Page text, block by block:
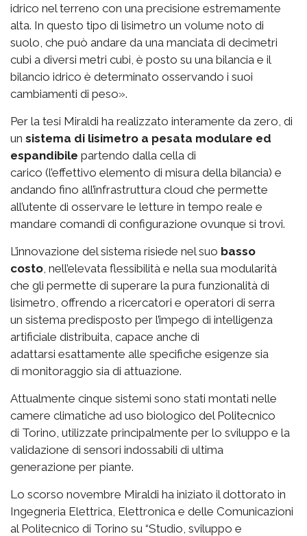
idrico nel terreno con una precisione estremamente
alta. In questo tipo di lisimetro un volume noto di
suolo, che può andare da una manciata di decimetri
cubi a diversi metri cubi, è posto su una bilancia e il
bilancio idrico è determinato osservando i suoi
cambiamenti di peso».
Per la tesi Miraldi ha realizzato interamente da zero, di
un sistema di lisimetro a pesata modulare ed
espandibile partendo dalla cella di
carico (l’effettivo elemento di misura della bilancia) e
andando fino all’infrastruttura cloud che permette
all’utente di osservare le letture in tempo reale e
mandare comandi di configurazione ovunque si trovi.
L’innovazione del sistema risiede nel suo basso
costo , nell’elevata flessibilità e nella sua modularità
che gli permette di superare la pura funzionalità di
lisimetro, offrendo a ricercatori e operatori di serra
un sistema predisposto per l’impego di intelligenza
artificiale distribuita, capace anche di
adattarsi esattamente alle specifiche esigenze sia
di monitoraggio sia di attuazione.
Attualmente cinque sistemi sono stati montati nelle
camere climatiche ad uso biologico del Politecnico
di Torino, utilizzate principalmente per lo sviluppo e la
validazione di sensori indossabili di ultima
generazione per piante.
Lo scorso novembre Miraldi ha iniziato il dottorato in
Ingegneria Elettrica, Elettronica e delle Comunicazioni
al Politecnico di Torino su “Studio, sviluppo e